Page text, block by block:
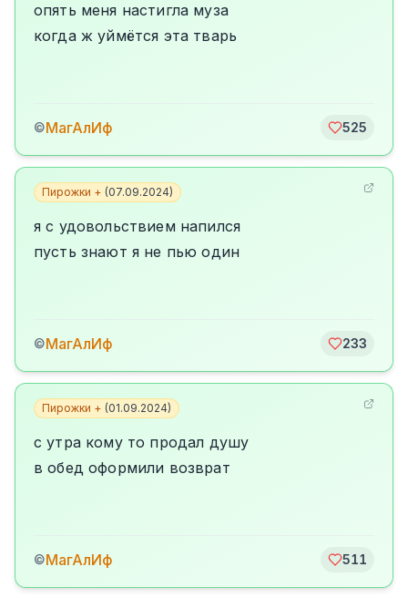
опять меня настигла муза
когда ж уймётся эта тварь
©МагАлИф 525
Пирожки + (07.09.2024)
я с удовольствием напился
пусть знают я не пью один
©МагАлИф 233
Пирожки + (01.09.2024)
с утра кому то продал душу
в обед оформили возврат
©МагАлИф 511